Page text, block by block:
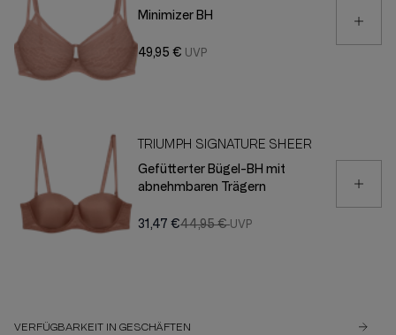
VERFÜGBARKEIT IN GESCHÄFTEN
Minimizer BH
49,95 €
TRIUMPH SIGNATURE SHEER
Gefütterter Bügel-BH mit
abnehmbaren Trägern
31,47 €44,95 €